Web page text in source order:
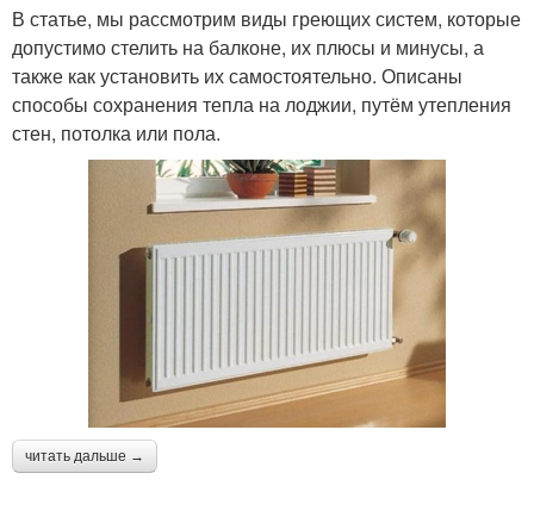
В статье, мы рассмотрим виды греющих систем, которые
допустимо стелить на балконе, их плюсы и минусы, а
также как установить их самостоятельно. Описаны
способы сохранения тепла на лоджии, путём утепления
стен, потолка или пола.
читать дальше →